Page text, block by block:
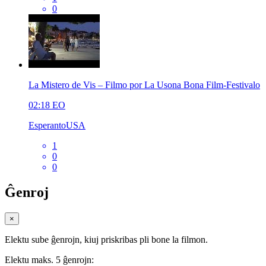
0
La Mistero de Vis – Filmo por La Usona Bona Film-Festivalo
02:18 EO
EsperantoUSA
1
0
0
Ĝenroj
×
Elektu sube ĝenrojn, kiuj priskribas pli bone la filmon.
Elektu maks. 5 ĝenrojn: